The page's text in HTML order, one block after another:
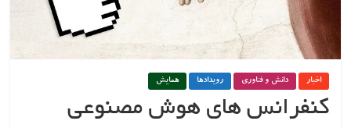
اخبار دانش و فناوری رویدادها همایش
کنفرانس های هوش مصنوعی